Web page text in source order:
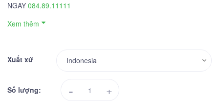
NGAY 084.89.11111
Xem thêm
Xuất xứ
Số lượng: - +